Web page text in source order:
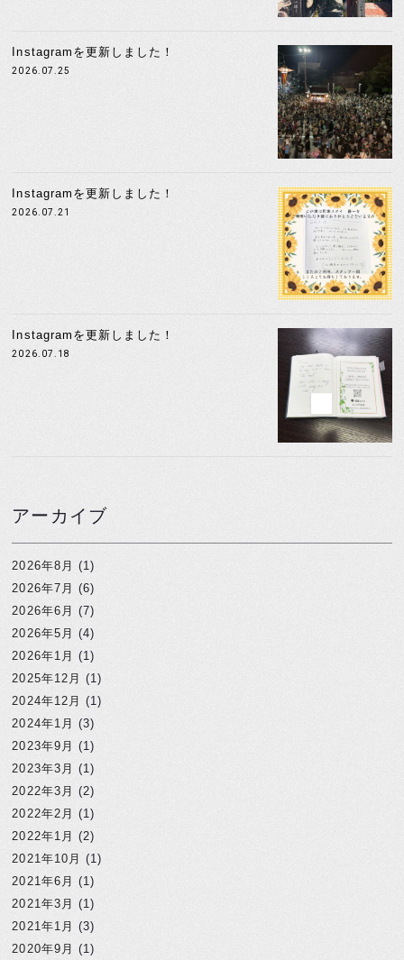
Instagramを更新しました！
2026.07.25
Instagramを更新しました！
2026.07.21
Instagramを更新しました！
2026.07.18
アーカイブ
2026年8月 (1)
2026年7月 (6)
2026年6月 (7)
2026年5月 (4)
2026年1月 (1)
2025年12月 (1)
2024年12月 (1)
2024年1月 (3)
2023年9月 (1)
2023年3月 (1)
2022年3月 (2)
2022年2月 (1)
2022年1月 (2)
2021年10月 (1)
2021年6月 (1)
2021年3月 (1)
2021年1月 (3)
2020年9月 (1)